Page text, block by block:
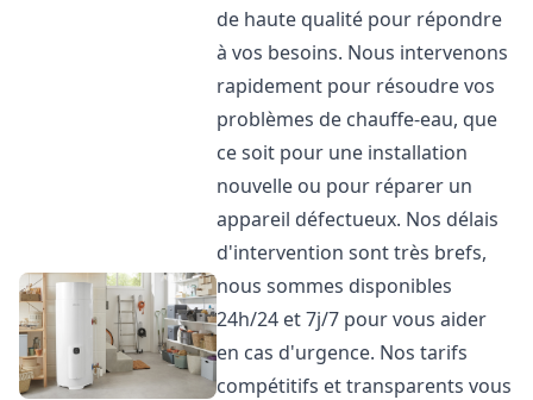
de haute qualité pour répondre
à vos besoins. Nous intervenons
rapidement pour résoudre vos
problèmes de chauffe-eau, que
ce soit pour une installation
nouvelle ou pour réparer un
appareil défectueux. Nos délais
d'intervention sont très brefs,
nous sommes disponibles
24h/24 et 7j/7 pour vous aider
en cas d'urgence. Nos tarifs
compétitifs et transparents vous